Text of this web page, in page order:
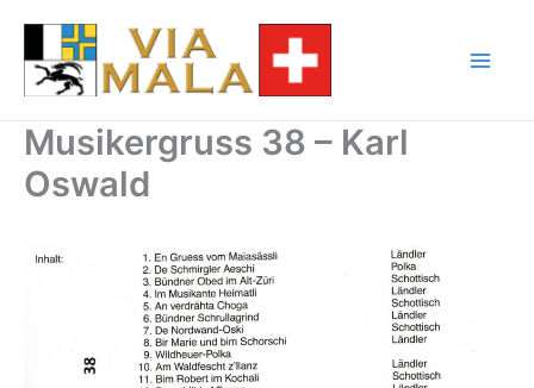
Zum
Inhalt
springen
Musikergruss 38 – Karl
Oswald